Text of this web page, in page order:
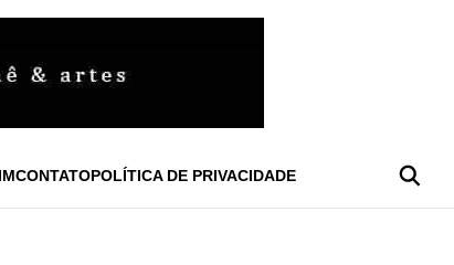
CONTATOPOLÍTICA DE PRIVACIDADE